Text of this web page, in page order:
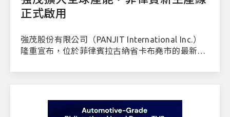
正式啟用
強茂股份有限公司（PANJIT International Inc.）
隆重宣布，位於菲律賓拉古納省卡布堯市的最新生
旅程的重要里程碑，充分展現我們推動全球半導體